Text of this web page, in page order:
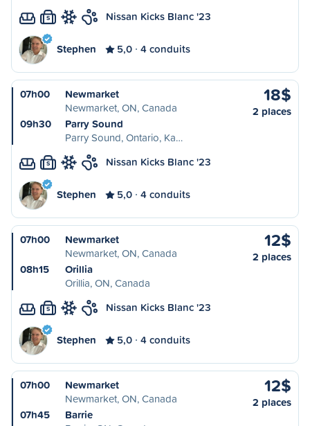
S Nissan Kicks Blanc '23
Stephen 5,0 4 conduits
07h00
Newmarket
Newmarket, ON, Canada
09h30
Parry Sound
Parry Sound, Ontario, Ka…
18$
2 places
S Nissan Kicks Blanc '23
Stephen 5,0 4 conduits
07h00
Newmarket
Newmarket, ON, Canada
08h15
Orillia
Orillia, ON, Canada
12$
2 places
S Nissan Kicks Blanc '23
Stephen 5,0 4 conduits
07h00
Newmarket
Newmarket, ON, Canada
07h45
Barrie
12$
2 places